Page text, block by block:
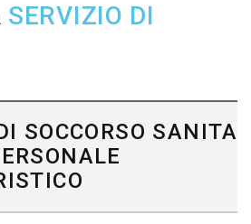
SERVIZIO DI
SOCCORSO